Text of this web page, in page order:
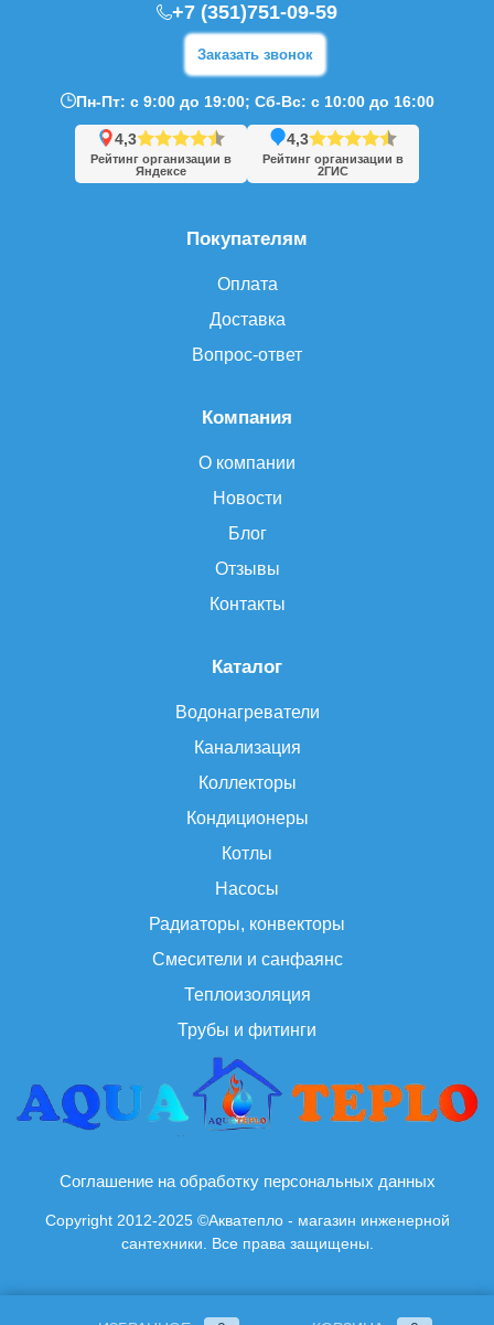
Каталог
Водонагреватели
Канализация
Коллекторы
Кондиционеры
Котлы
Насосы
Радиаторы, конвекторы
Смесители и санфаянс
Теплоизоляция
Трубы и фитинги
Компания
О компании
Новости
Блог
Отзывы
Контакты
Покупателям
Оплата
Доставка
Вопрос-ответ
+7 (351)751-09-59
Заказать звонок
Пн-Пт: с 9:00 до 19:00; Сб-Вс: с 10:00 до 16:00
4,3
Рейтинг организации в
Яндексе
4,3
Рейтинг организации в
2ГИС
Соглашение на обработку персональных данных
Copyright 2012-2025 ©Акватепло - магазин инженерной
сантехники. Все права защищены.